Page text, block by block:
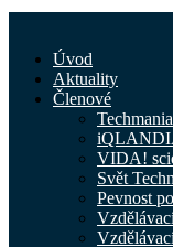
Úvod
Aktuality
Členové
VIDA!
Svět
Pevnost